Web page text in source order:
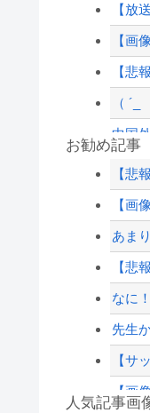
【放
【画
【悲
（
中国
被災
【ハ
【速
被災
【配
【緊
お勧め記事
【悲
【画
あま
【悲
なに
先生
【サ
【画
人気記事画